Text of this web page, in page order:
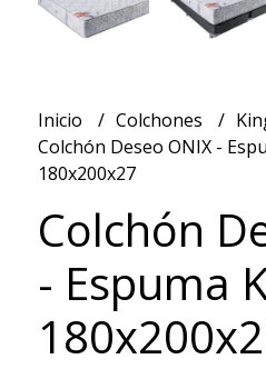
Inicio Colchones
Colchón Deseo ONIX -
180x200x27
Colchón
- Espuma